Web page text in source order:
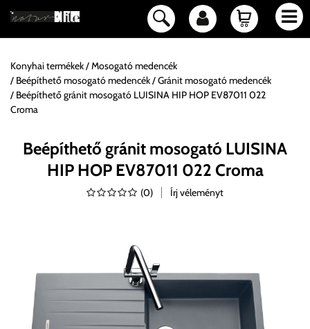
Konyhai termékek
Mosogató medencék
Beépíthető mosogató medencék
Gránit mosogató medencék
Beépíthető gránit mosogató LUISINA HIP HOP EV87011 022
Croma
Beépíthető gránit mosogató LUISINA
HIP HOP EV87011 022 Croma
(0) Írj véleményt